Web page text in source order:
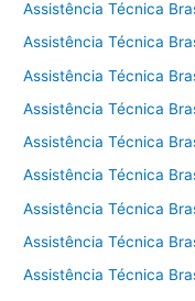
Assistência Técnica
Assistência Técnica
Assistência Técnica
Assistência Técnica
Assistência Técnica
Assistência Técnica
Assistência Técnica
Assistência Técnica
Assistência Técnica